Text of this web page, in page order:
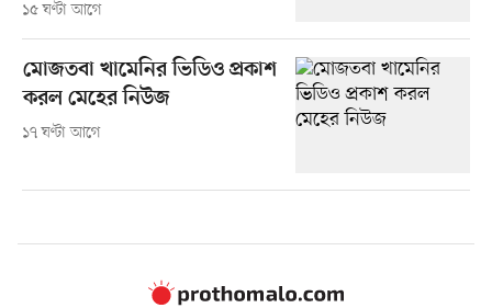
১৫ ঘণ্টা আগে
মোজতবা খামেনির ভিডিও প্রকাশ
করল মেহের নিউজ
১৭ ঘণ্টা আগে